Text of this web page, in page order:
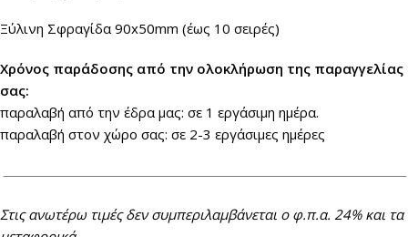
Ξύλινη Σφραγίδα 90x50mm (έως 10 σειρές)
Xρόνος παράδοσης από την ολοκλήρωση της παραγγελίας
σας:
παραλαβή από την έδρα μας: σε 1 εργάσιμη ημέρα.
παραλαβή στον χώρο σας: σε 2-3 εργάσιμες ημέρες
Στις ανωτέρω τιμές δεν συμπεριλαμβάνεται ο φ.π.α. 24% και τα